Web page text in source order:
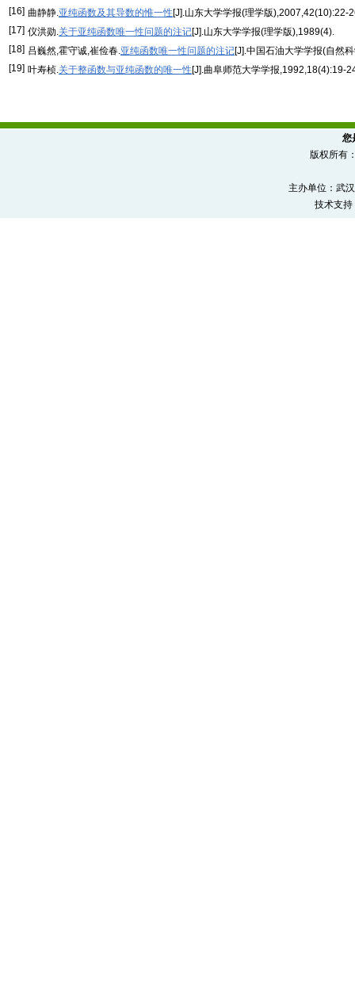
[16] 曲静静.亚纯函数及其导数的惟一性[J].山东大学学报(理学版),2007,42(10):22-
[17] 仪洪勋.关于亚纯函数唯一性问题的注记[J].山东大学学报(理学版),1989(4).
[18] 吕巍然,霍守诚,崔俭春.亚纯函数唯一性问题的注记[J].中国石油大学学报(自然
[19] 叶寿桢.关于整函数与亚纯函数的唯一性[J].曲阜师范大学学报,1992,18(4):19-
您
版权所有
主办单位：武
技术支持